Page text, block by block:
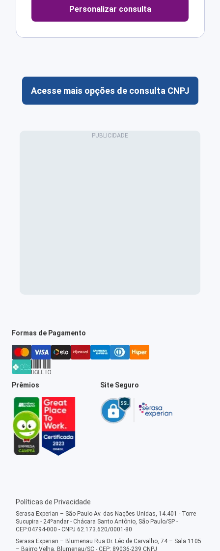
Personalizar consulta
Acesse mais opções de consulta CNPJ
Formas de Pagamento
Prêmios Site Seguro
Políticas de Privacidade
Serasa Experian – São Paulo Av. das Nações Unidas, 14.401 - Torre
Sucupira - 24ºandar - Chácara Santo Antônio, São Paulo/SP -
CEP:04794-000 - CNPJ 62.173.620/0001-80
Serasa Experian – Blumenau Rua Dr. Léo de Carvalho, 74 – Sala 1105
– Bairro Velha, Blumenau/SC - CEP: 89036-239 CNPJ